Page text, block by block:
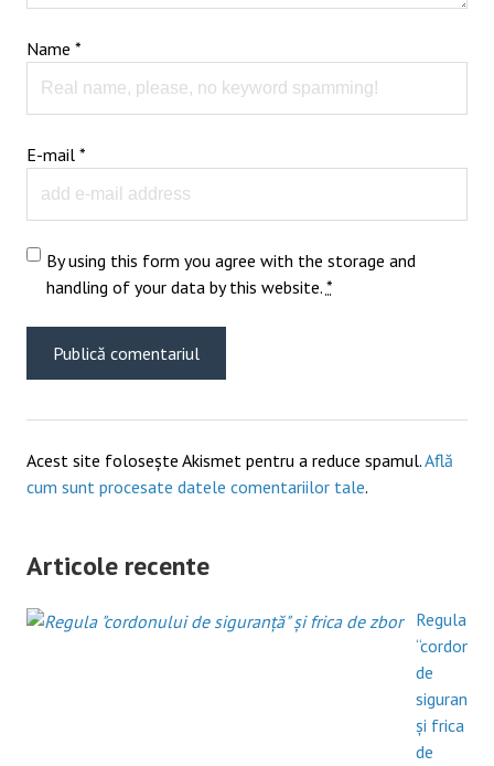
Name *
E-mail *
By using this form you agree with the storage and
handling of your data by this website. *
Acest site folosește Akismet pentru a reduce spamul.Află
cum sunt procesate datele comentariilor tale.
Articole recente
Regula
de
siguranță”
și frica
de